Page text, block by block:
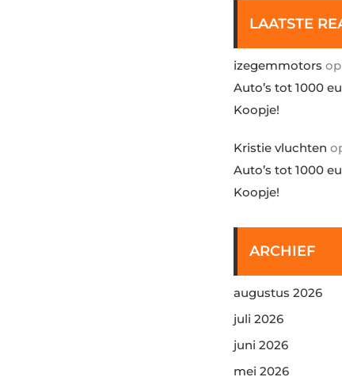
LAATSTE
izegemmotors op
Auto’s tot 1000
Koopje!
Kristie vluchten
Auto’s tot 1000
Koopje!
ARCHIEF
augustus 2026
juli 2026
juni 2026
mei 2026